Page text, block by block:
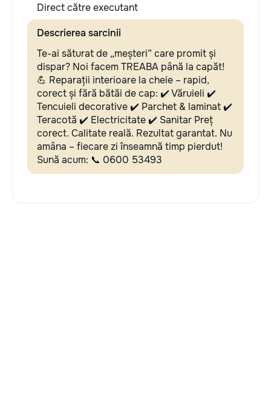
Direct către executant
Descrierea sarcinii
Te-ai săturat de „meșteri” care promit și
dispar? Noi facem TREABA până la capăt!
💪 Reparații interioare la cheie – rapid,
corect și fără bătăi de cap: ✔️ Văruieli ✔️
Tencuieli decorative ✔️ Parchet & laminat ✔️
Teracotă ✔️ Electricitate ✔️ Sanitar Preț
corect. Calitate reală. Rezultat garantat. Nu
amâna – fiecare zi înseamnă timp pierdut!
Sună acum: 📞 0600 53493